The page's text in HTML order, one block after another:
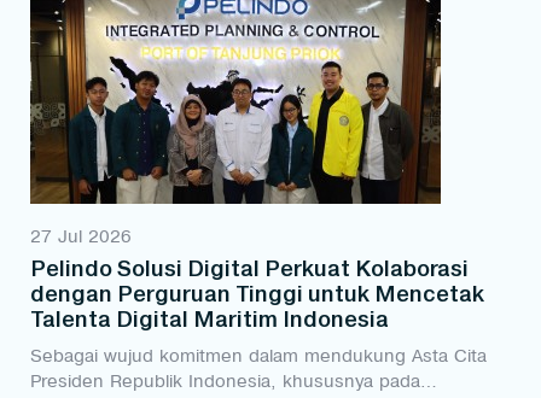
27 Jul 2026
Pelindo Solusi Digital Perkuat Kolaborasi
dengan Perguruan Tinggi untuk Mencetak
Talenta Digital Maritim Indonesia
Sebagai wujud komitmen dalam mendukung Asta Cita
Presiden Republik Indonesia, khususnya pada